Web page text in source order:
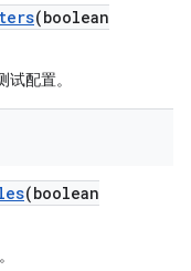
(boolean
配置。
(boolean